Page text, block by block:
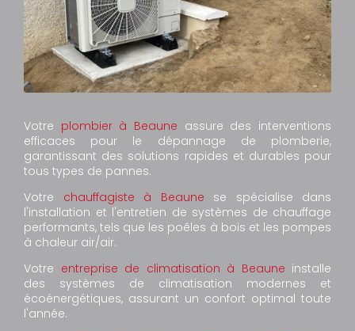
Votre plombier à Beaune assure des interventions
efficaces pour le dépannage de plomberie,
garantissant des solutions rapides et durables pour
tous types de pannes.
Votre chauffagiste à Beaune se spécialise dans
l'installation et l'entretien de systèmes de chauffage
performants, tels que les poêles à bois et les pompes
à chaleur air/air.
Votre entreprise de climatisation à Beaune installe
des systèmes de climatisation modernes et
écoénergétiques, assurant un confort optimal toute
l'année.